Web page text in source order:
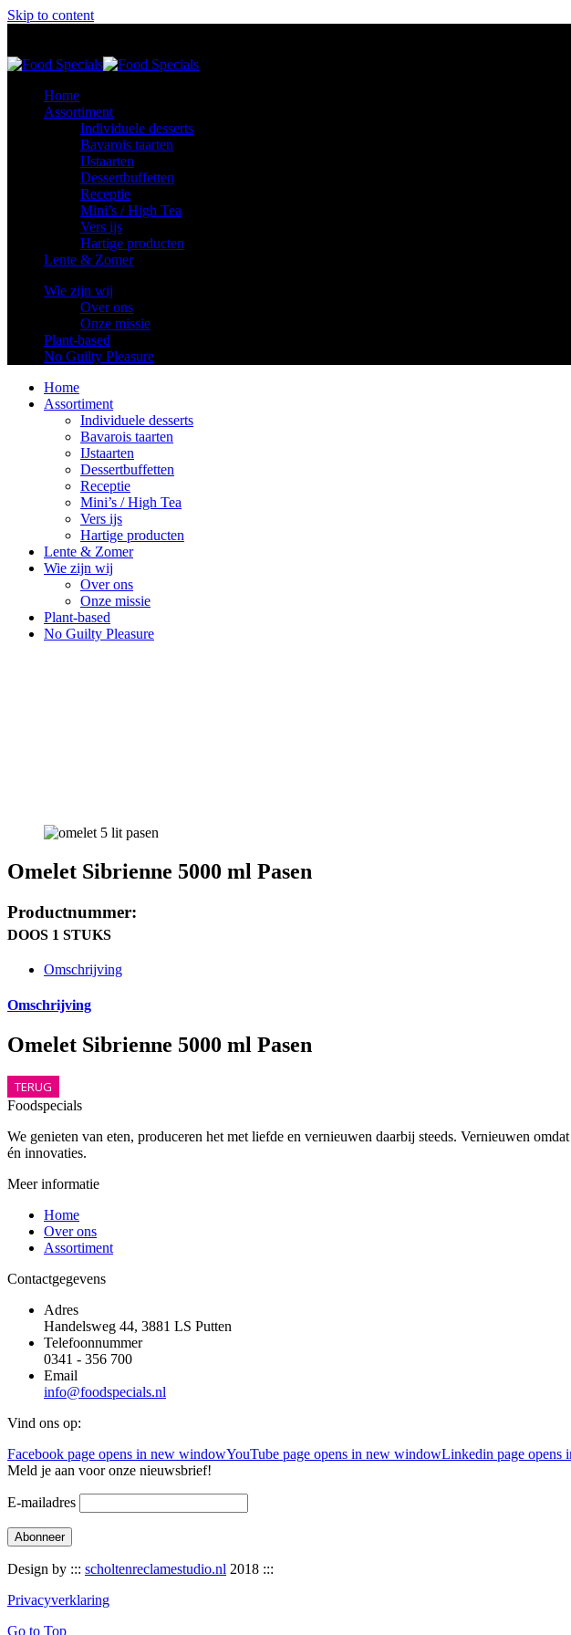
Skip to content
Home
Assortiment
Individuele desserts
Bavarois taarten
IJstaarten
Dessertbuffetten
Receptie
Mini’s / High Tea
Vers ijs
Hartige producten
Lente & Zomer
Wie zijn wij
Over ons
Onze missie
Plant-based
No Guilty Pleasure
Home
Assortiment
Individuele desserts
Bavarois taarten
IJstaarten
Dessertbuffetten
Receptie
Mini’s / High Tea
Vers ijs
Hartige producten
Lente & Zomer
Wie zijn wij
Over ons
Onze missie
Plant-based
No Guilty Pleasure
Omelet Sibrienne 5000 ml Pasen
Productnummer:
DOOS 1 STUKS
Omschrijving
Omschrijving
Omelet Sibrienne 5000 ml Pasen
TERUG
Foodspecials
We genieten van eten, produceren het met liefde en vernieuwen daarbij steeds. Vernieuwen
én innovaties.
Meer informatie
Home
Over ons
Assortiment
Contactgegevens
Adres
Handelsweg 44, 3881 LS Putten
Telefoonnummer
0341 - 356 700
Email
info@foodspecials.nl
Vind ons op:
Facebook page opens in new windowYouTube page opens in new windowLinkedin page opens
Meld je aan voor onze nieuwsbrief!
E-mailadres
Design by ::: scholtenreclamestudio.nl 2018 :::
Privacyverklaring
Go to Top